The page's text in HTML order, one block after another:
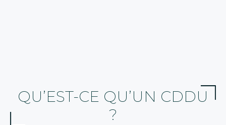
QU’EST-CE QU’UN CDDU
?